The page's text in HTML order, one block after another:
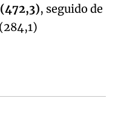
, seguido de